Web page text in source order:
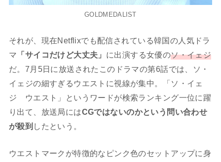
GOLDMEDALIST
それが、現在Netflixでも配信されている韓国の人気ドラ
マ 「サイコだけど大丈夫」 に出演する女優のソ・イェジ
だ。7月5日に放送されたこのドラマの第6話では、ソ・
イェジの細すぎるウエストに視線が集中。「ソ・イェ
ジ ウエスト」というワードが検索ランキング一位に躍
り出て、放送局にはCGではないのかという問い合わせ
が殺到 したという。
ウエストマークが特徴的なピンク色のセットアップに身